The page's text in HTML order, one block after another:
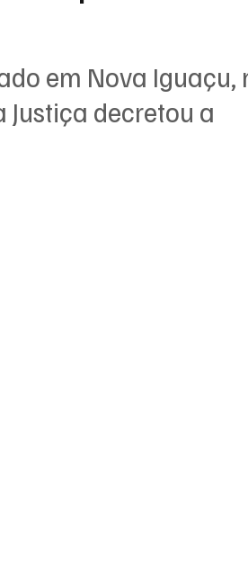
em Nova Iguaçu,
Justiça decretou a